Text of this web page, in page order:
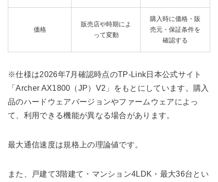
価格
販売店や時期によ
って変動
購入時に価格・販
売元・保証条件を
確認する
※仕様は2026年7月確認時点のTP-Link日本公式サイト
「Archer AX1800（JP）V2」をもとにしています。購入
品のハードウェアバージョンやファームウェアによっ
て、利用できる機能が異なる場合があります。
最大通信速度は規格上の理論値です。
また、戸建て3階建て・マンション4LDK・最大36台とい